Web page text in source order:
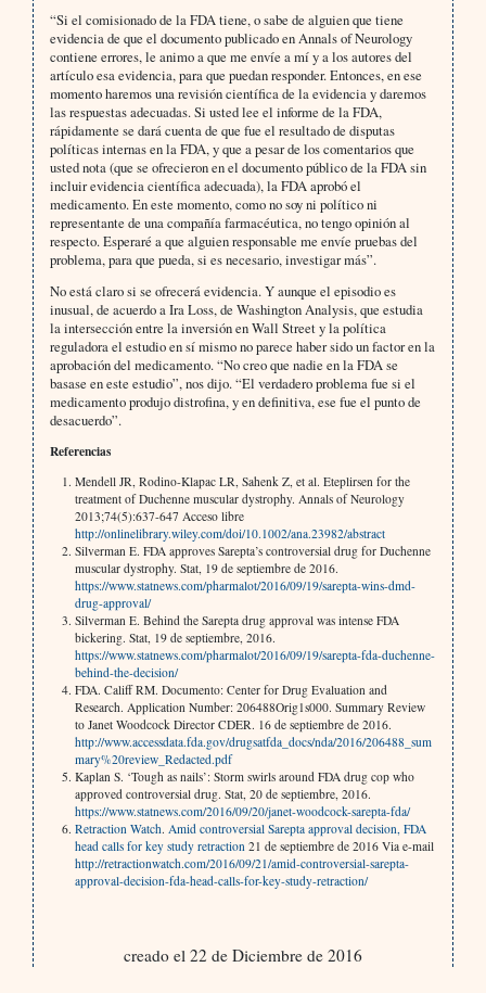
“Si el comisionado de la FDA tiene, o sabe de alguien que tiene
evidencia de que el documento publicado en Annals of Neurology
contiene errores, le animo a que me envíe a mí y a los autores del
artículo esa evidencia, para que puedan responder. Entonces, en ese
momento haremos una revisión científica de la evidencia y daremos
las respuestas adecuadas. Si usted lee el informe de la FDA,
rápidamente se dará cuenta de que fue el resultado de disputas
políticas internas en la FDA, y que a pesar de los comentarios que
usted nota (que se ofrecieron en el documento público de la FDA sin
incluir evidencia científica adecuada), la FDA aprobó el
medicamento. En este momento, como no soy ni político ni
representante de una compañía farmacéutica, no tengo opinión al
respecto. Esperaré a que alguien responsable me envíe pruebas del
problema, para que pueda, si es necesario, investigar más”.
No está claro si se ofrecerá evidencia. Y aunque el episodio es
inusual, de acuerdo a Ira Loss, de Washington Analysis, que estudia
la intersección entre la inversión en Wall Street y la política
reguladora el estudio en sí mismo no parece haber sido un factor en la
aprobación del medicamento. “No creo que nadie en la FDA se
basase en este estudio”, nos dijo. “El verdadero problema fue si el
medicamento produjo distrofina, y en definitiva, ese fue el punto de
desacuerdo”.
Referencias
Mendell JR, Rodino-Klapac LR, Sahenk Z, et al. Eteplirsen for the
treatment of Duchenne muscular dystrophy. Annals of Neurology
2013;74(5):637-647 Acceso libre
http://onlinelibrary.wiley.com/doi/10.1002/ana.23982/abstract
Silverman E. FDA approves Sarepta’s controversial drug for Duchenne
muscular dystrophy. Stat, 19 de septiembre de 2016.
https://www.statnews.com/pharmalot/2016/09/19/sarepta-wins-dmd-
drug-approval/
Silverman E. Behind the Sarepta drug approval was intense FDA
bickering. Stat, 19 de septiembre, 2016.
https://www.statnews.com/pharmalot/2016/09/19/sarepta-fda-duchenne-
behind-the-decision/
FDA. Califf RM. Documento: Center for Drug Evaluation and
Research. Application Number: 206488Orig1s000. Summary Review
to Janet Woodcock Director CDER. 16 de septiembre de 2016.
http://www.accessdata.fda.gov/drugsatfda_docs/nda/2016/206488_sum
mary%20review_Redacted.pdf
Kaplan S. ‘Tough as nails’: Storm swirls around FDA drug cop who
approved controversial drug. Stat, 20 de septiembre, 2016.
https://www.statnews.com/2016/09/20/janet-woodcock-sarepta-fda/
Retraction Watch. Amid controversial Sarepta approval decision, FDA
head calls for key study retraction21 de septiembre de 2016 Via e-mail
http://retractionwatch.com/2016/09/21/amid-controversial-sarepta-
approval-decision-fda-head-calls-for-key-study-retraction/
creado el 22 de Diciembre de 2016